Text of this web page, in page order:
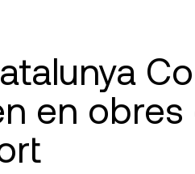
en obres